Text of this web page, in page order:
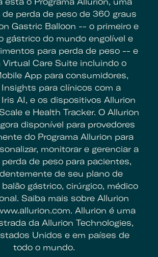
de perda de peso de 360 graus
Gastric Balloon -- o primeiro e
gástrico do mundo engolível e
para perda de peso -- e
Virtual Care Suite incluindo o
App para consumidores,
para clínicos com a
AI, e os dispositivos Allurion
e Health Tracker. O Allurion
disponível para provedores
do Programa Allurion para
monitorar e gerenciar a
de peso para pacientes,
de seu plano de
gástrico, cirúrgico, médico
Saiba mais sobre Allurion
Allurion é uma
da Allurion Technologies,
Unidos e em países de
todo o mundo.